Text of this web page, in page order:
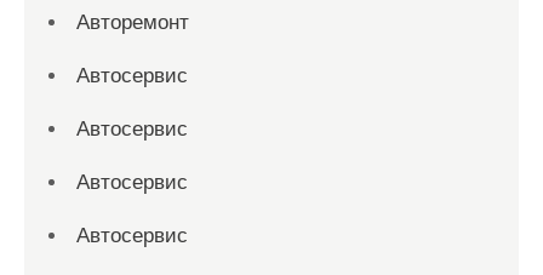
Авторемонт
Автосервис
Автосервис
Автосервис
Автосервис